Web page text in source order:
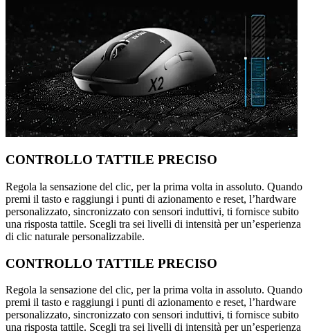
CONTROLLO TATTILE PRECISO
Regola la sensazione del clic, per la prima volta in assoluto. Quando
premi il tasto e raggiungi i punti di azionamento e reset, l’hardware
personalizzato, sincronizzato con sensori induttivi, ti fornisce subito
una risposta tattile. Scegli tra sei livelli di intensità per un’esperienza
di clic naturale personalizzabile.
CONTROLLO TATTILE PRECISO
Regola la sensazione del clic, per la prima volta in assoluto. Quando
premi il tasto e raggiungi i punti di azionamento e reset, l’hardware
personalizzato, sincronizzato con sensori induttivi, ti fornisce subito
una risposta tattile. Scegli tra sei livelli di intensità per un’esperienza